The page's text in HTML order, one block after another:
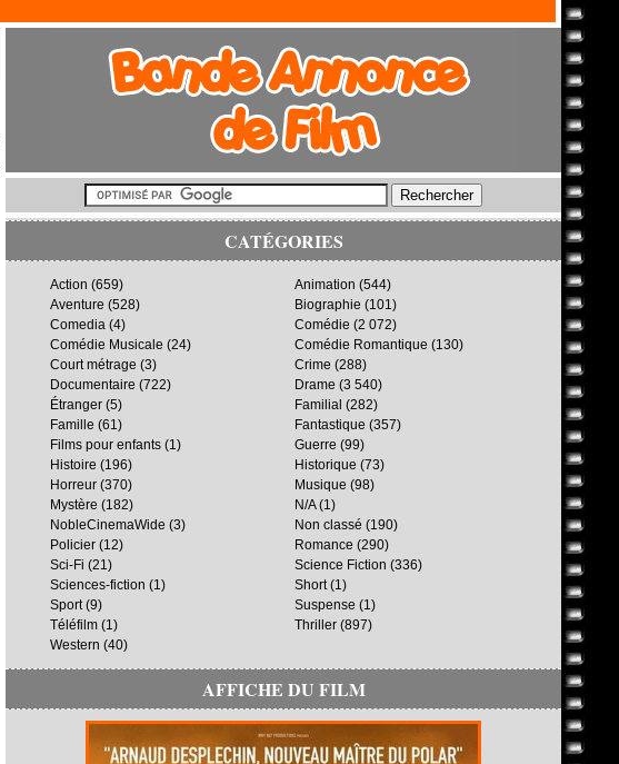
CATÉGORIES
Action (659) Animation (544)
Aventure (528) Biographie (101)
Comedia (4) Comédie (2 072)
Comédie Musicale (24) Comédie Romantique (130)
Court métrage (3) Crime (288)
Documentaire (722) Drame (3 540)
Étranger (5) Familial (282)
Famille (61) Fantastique (357)
Films pour enfants (1) Guerre (99)
Histoire (196) Historique (73)
Horreur (370) Musique (98)
Mystère (182) N/A(1)
NobleCinemaWide (3) Non classé (190)
Policier (12) Romance (290)
Sci-Fi (21) Science Fiction (336)
Sciences-fiction (1) Short(1)
Sport(9) Suspense (1)
Téléfilm (1) Thriller (897)
Western (40)
AFFICHE DU FILM